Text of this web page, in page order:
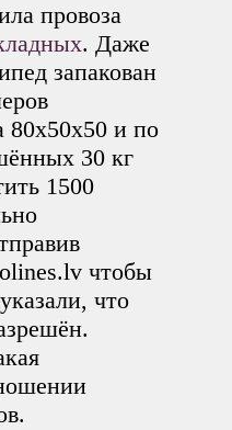
провоза
. Даже
запакован
80x50x50 и по
30 кг
1500
чтобы
что